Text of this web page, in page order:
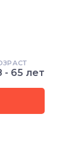
- 65 лет